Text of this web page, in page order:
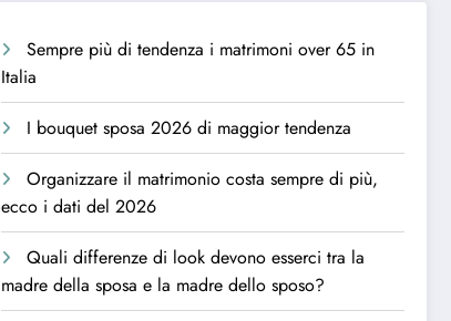
Sempre più di tendenza i matrimoni over 65 in
Italia
I bouquet sposa 2026 di maggior tendenza
Organizzare il matrimonio costa sempre di più,
ecco i dati del 2026
Quali differenze di look devono esserci tra la
madre della sposa e la madre dello sposo?